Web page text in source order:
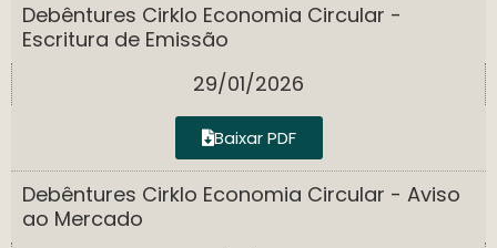
Debêntures Cirklo Economia Circular -
Escritura de Emissão
29/01/2026
Baixar PDF
Debêntures Cirklo Economia Circular - Aviso
ao Mercado